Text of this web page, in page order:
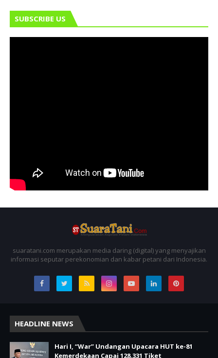
SUBSCRIBE US
suaratani.com merupakan media daring (digital) yang menyajikan
informasi seputar perekonomian dan kabar petani dari Indonesia.
HEADLINE NEWS
Hari I, “War” Undangan Upacara HUT ke-81
Kemerdekaan Capai 128.331 Tiket